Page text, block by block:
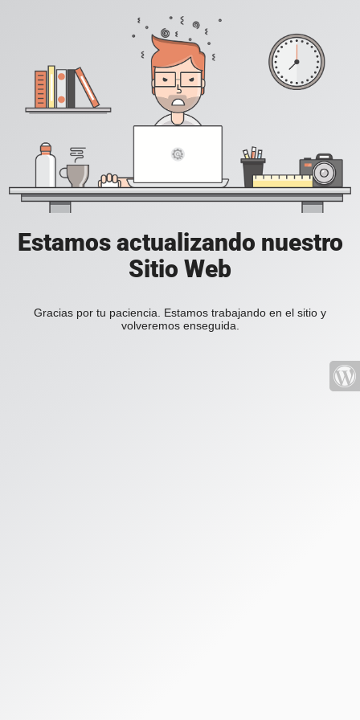
Estamos actualizando nuestro
Sitio Web
Gracias por tu paciencia. Estamos trabajando en el sitio y
volveremos enseguida.